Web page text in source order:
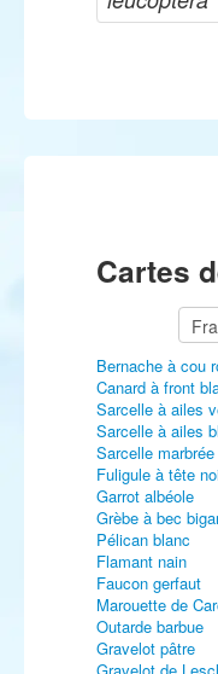
Cartes
Bernache à cou
Canard à front
Sarcelle à ailes
Sarcelle à ailes
Sarcelle marbrée
Fuligule à tête
Garrot albéole
Grèbe à bec
Pélican blanc
Flamant nain
Faucon gerfaut
Marouette de
Outarde barbue
Gravelot pâtre